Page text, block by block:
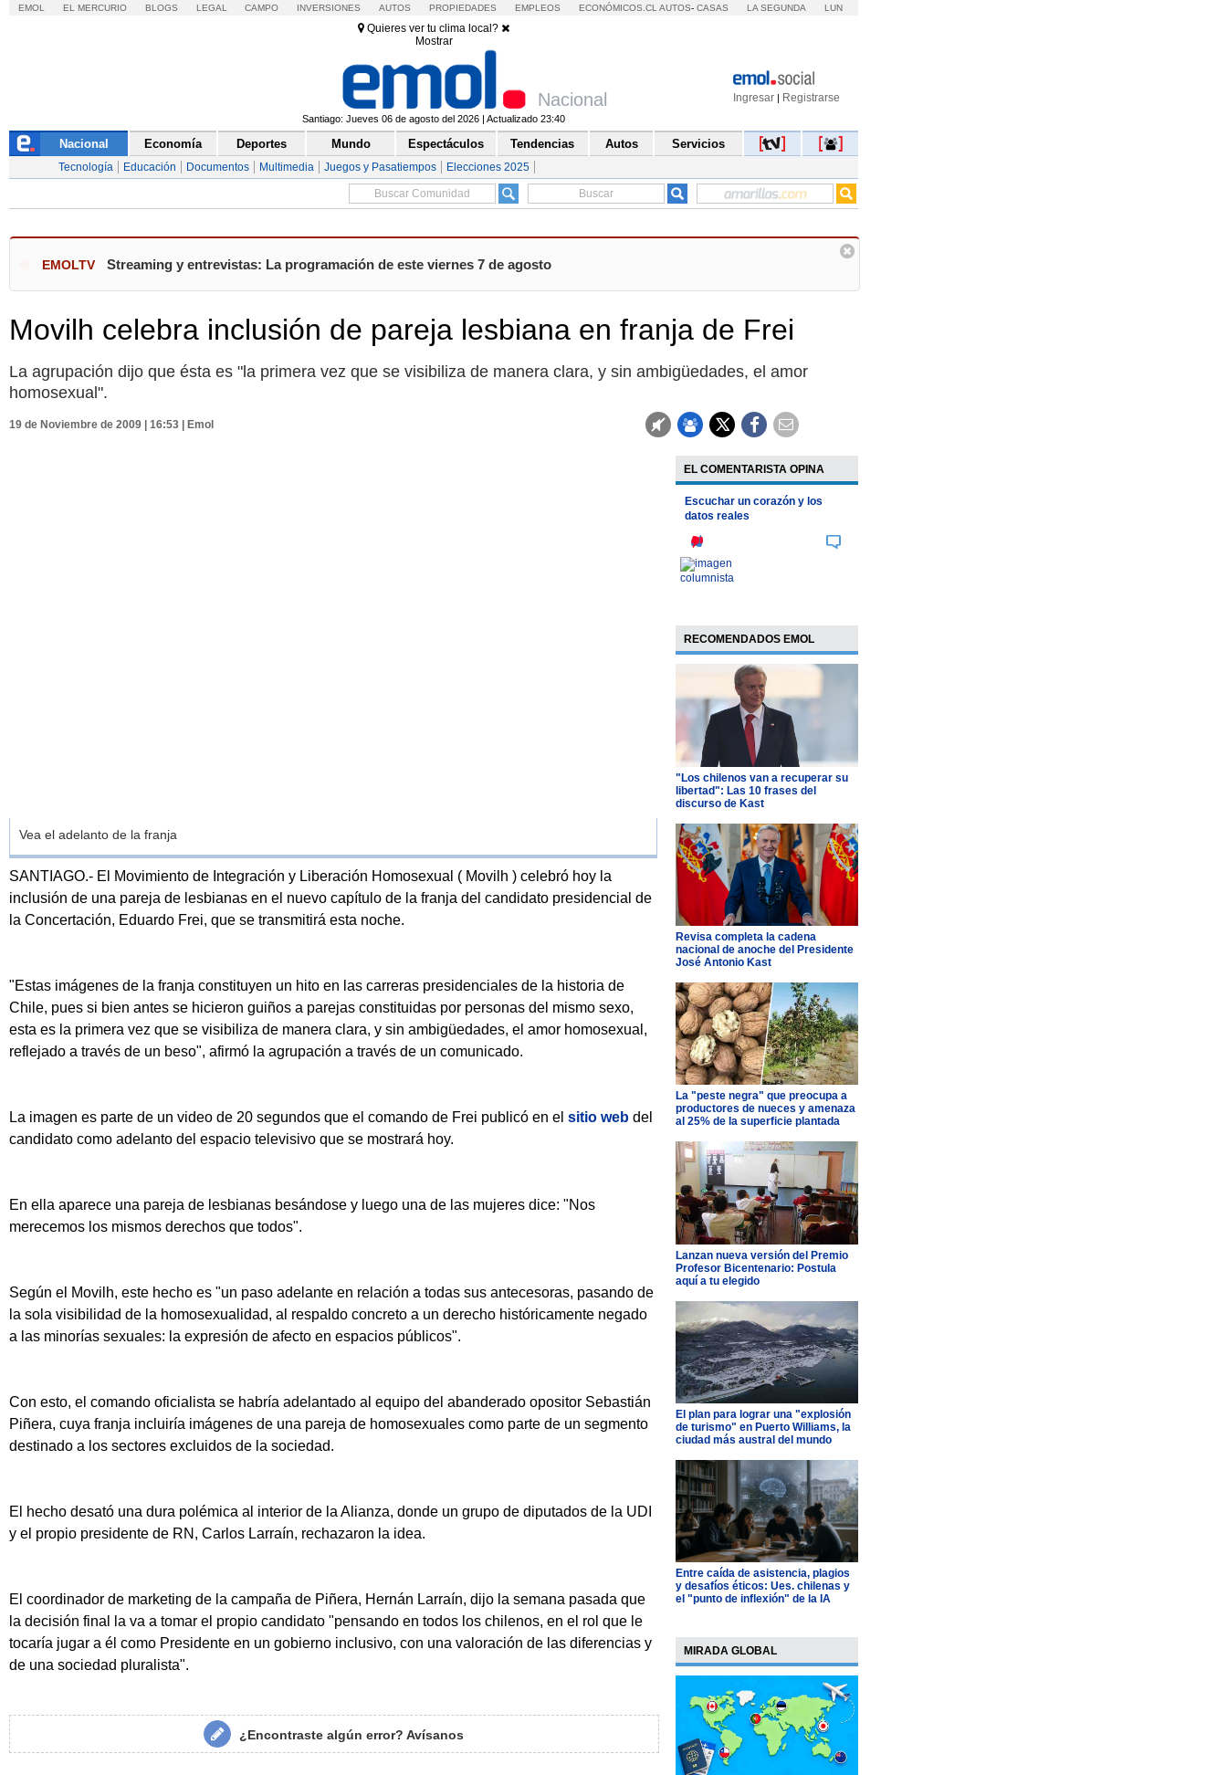
EMOL EL MERCURIO BLOGS LEGAL CAMPO INVERSIONES AUTOS PROPIEDADES EMPLEOS ECONÓMICOS.CL AUTOS- CASAS LA SEGUNDA LUN
Quieres ver tu clima local?
Mostrar
Ingresar | Registrarse
Nacional
Santiago: Jueves 06 de agosto del 2026 | Actualizado 23:40
Nacional Economía Deportes Mundo Espectáculos Tendencias Autos Servicios
Tecnología Educación Documentos Multimedia Juegos y Pasatiempos Elecciones 2025
EMOLTV Streaming y entrevistas: La programación de este viernes 7 de agosto
Movilh celebra inclusión de pareja lesbiana en franja de Frei
La agrupación dijo que ésta es "la primera vez que se visibiliza de manera clara, y sin ambigüedades, el amor
homosexual".
19 de Noviembre de 2009 | 16:53 | Emol
Vea el adelanto de la franja
SANTIAGO.- El Movimiento de Integración y Liberación Homosexual ( Movilh ) celebró hoy la
inclusión de una pareja de lesbianas en el nuevo capítulo de la franja del candidato presidencial de
la Concertación, Eduardo Frei, que se transmitirá esta noche.
"Estas imágenes de la franja constituyen un hito en las carreras presidenciales de la historia de
Chile, pues si bien antes se hicieron guiños a parejas constituidas por personas del mismo sexo,
esta es la primera vez que se visibiliza de manera clara, y sin ambigüedades, el amor homosexual,
reflejado a través de un beso", afirmó la agrupación a través de un comunicado.
La imagen es parte de un video de 20 segundos que el comando de Frei publicó en el sitio web del
candidato como adelanto del espacio televisivo que se mostrará hoy.
En ella aparece una pareja de lesbianas besándose y luego una de las mujeres dice: "Nos
merecemos los mismos derechos que todos".
Según el Movilh, este hecho es "un paso adelante en relación a todas sus antecesoras, pasando de
la sola visibilidad de la homosexualidad, al respaldo concreto a un derecho históricamente negado
a las minorías sexuales: la expresión de afecto en espacios públicos".
Con esto, el comando oficialista se habría adelantado al equipo del abanderado opositor Sebastián
Piñera, cuya franja incluiría imágenes de una pareja de homosexuales como parte de un segmento
destinado a los sectores excluidos de la sociedad.
El hecho desató una dura polémica al interior de la Alianza, donde un grupo de diputados de la UDI
y el propio presidente de RN, Carlos Larraín, rechazaron la idea.
El coordinador de marketing de la campaña de Piñera, Hernán Larraín, dijo la semana pasada que
la decisión final la va a tomar el propio candidato "pensando en todos los chilenos, en el rol que le
tocaría jugar a él como Presidente en un gobierno inclusivo, con una valoración de las diferencias y
de una sociedad pluralista".
¿Encontraste algún error?Avísanos
EL COMENTARISTA OPINA
Escuchar un corazón y los
datos reales
RECOMENDADOS EMOL
"Los chilenos van a recuperar su
libertad": Las 10 frases del
discurso de Kast
Revisa completa la cadena
nacional de anoche del Presidente
José Antonio Kast
La "peste negra" que preocupa a
productores de nueces y amenaza
al 25% de la superficie plantada
Lanzan nueva versión del Premio
Profesor Bicentenario: Postula
aquí a tu elegido
El plan para lograr una "explosión
de turismo" en Puerto Williams, la
ciudad más austral del mundo
Entre caída de asistencia, plagios
y desafíos éticos: Ues. chilenas y
el "punto de inflexión" de la IA
MIRADA GLOBAL